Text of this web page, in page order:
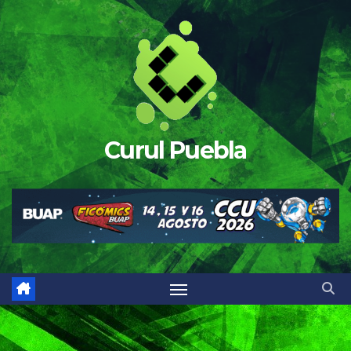
Saltar
al
contenido
Curul Puebla